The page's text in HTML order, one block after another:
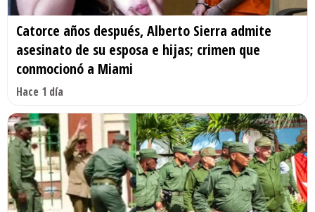
Catorce años después, Alberto Sierra admite
asesinato de su esposa e hijas; crimen que
conmocionó a Miami
Hace 1 día